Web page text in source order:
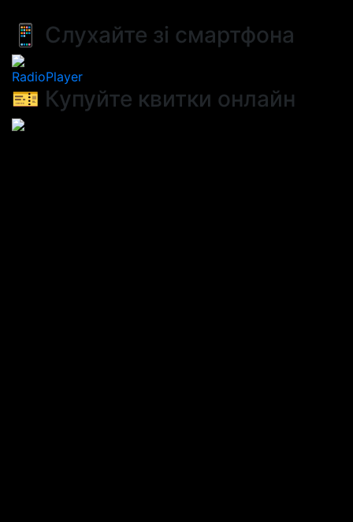
📱 Слухайте зі смартфона
RadioPlayer
🎫 Купуйте квитки онлайн